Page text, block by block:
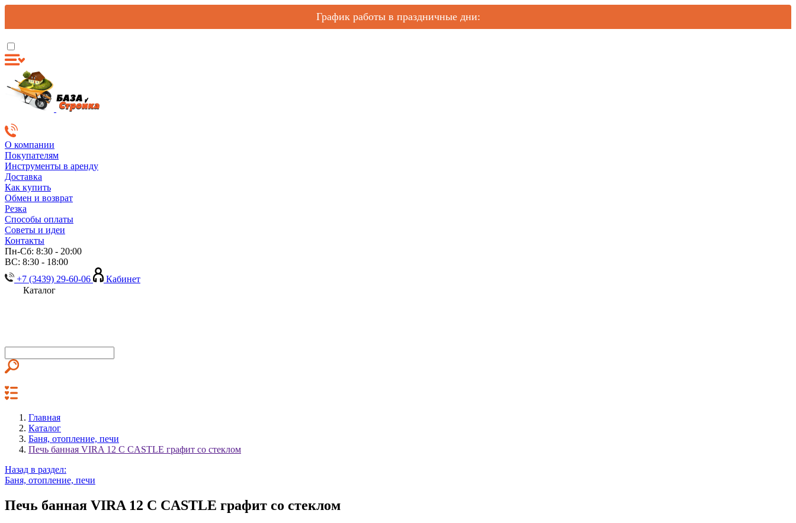
График работы в праздничные дни:
О компании
Покупателям
Инструменты в аренду
Доставка
Как купить
Обмен и возврат
Резка
Способы оплаты
Советы и идеи
Контакты
Пн-Сб: 8:30 - 20:00
ВС: 8:30 - 18:00
+7 (3439) 29-60-06
Кабинет
Каталог
Главная
Каталог
Баня, отопление, печи
Печь банная VIRA 12 C CASTLE графит со стеклом
Назад в раздел:
Баня, отопление, печи
Печь банная VIRA 12 C CASTLE графит со стеклом